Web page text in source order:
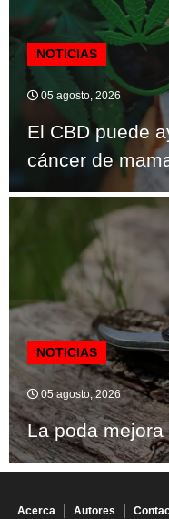
NOTICIAS
05 agosto, 2026
El CBD puede
cáncer de
NOTICIAS
05 agosto, 2026
La poda
Acerca Autores